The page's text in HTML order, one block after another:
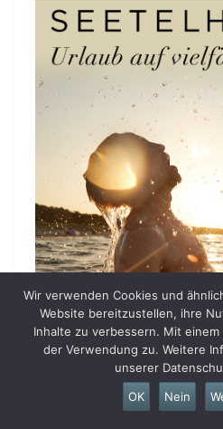
Wir verwenden Cookies und
Website bereitzustellen, ihre
Inhalte zu verbessern. Mit einem
der Verwendung zu. Weitere
unserer
OK
Nein